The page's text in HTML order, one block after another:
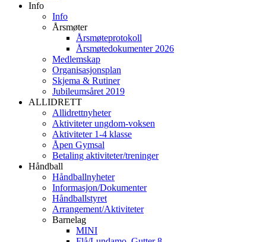
Info
Info
Årsmøter
Årsmøteprotokoll
Årsmøtedokumenter 2026
Medlemskap
Organisasjonsplan
Skjema & Rutiner
Jubileumsåret 2019
ALLIDRETT
Allidrettnyheter
Aktiviteter ungdom-voksen
Aktiviteter 1-4 klasse
Åpen Gymsal
Betaling aktiviteter/treninger
Håndball
Håndballnyheter
Informasjon/Dokumenter
Håndballstyret
Arrangement/Aktiviteter
Barnelag
MINI